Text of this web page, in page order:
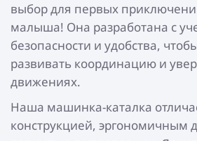
выбор для первых
малыша! Она разработана с
безопасности и удобства,
развивать координацию и
движениях.
Наша машинка-каталка
конструкцией, эргономичным